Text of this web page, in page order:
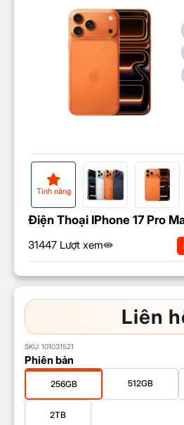
Liên
SKU: 101031521
Phiên bản
256GB 512GB
2TB
Điện Thoại IPhone 17 Pro
31447 Lượt xem
Tính năng